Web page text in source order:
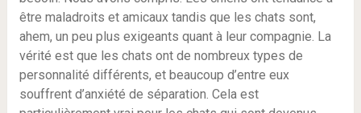
être maladroits et amicaux tandis que les chats sont,
ahem, un peu plus exigeants quant à leur compagnie. La
vérité est que les chats ont de nombreux types de
personnalité différents, et beaucoup d’entre eux
souffrent d’anxiété de séparation. Cela est